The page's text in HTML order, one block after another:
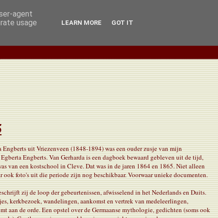
Engberts uit Vriezenveen (1848-1894) was een ouder zusje van mijn
Engberts. Van Gerharda is een dagboek bewaard gebleven uit de tijd,
van een kostschool in Cleve. Dat was in de jaren 1864 en 1865. Niet alleen
ook foto's uit die periode zijn nog beschikbaar. Voorwaar unieke documenten.
zij de loop der gebeurtenissen, afwisselend in het Nederlands en Duits.
kerkbezoek, wandelingen, aankomst en vertrek van medeleerlingen,
aan de orde. Een opstel over de Germaanse mythologie, gedichten (soms ook
agent
usage
LEARN MORE GOT IT